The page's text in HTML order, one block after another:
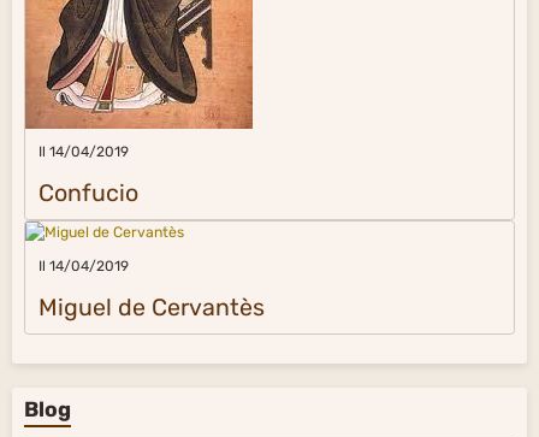
Il 14/04/2019
Confucio
Il 14/04/2019
Miguel de Cervantès
Blog